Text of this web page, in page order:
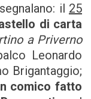
il 25
di carta
a Priverno
Leonardo
Brigantaggio;
comico fatto